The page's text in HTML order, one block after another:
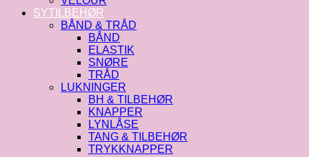
SYTILBEHØR
BÅND & TRÅD
BÅND
ELASTIK
SNØRE
TRÅD
LUKNINGER
BH & TILBEHØR
KNAPPER
LYNLÅSE
TANG & TILBEHØR
TRYKKNAPPER